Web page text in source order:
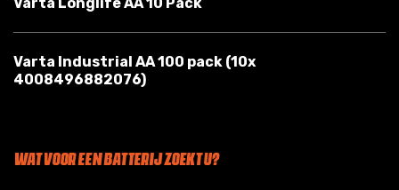
Varta Industrial AA 100 pack (10x
4008496882076)
WAT VOOR EEN BATTERIJ ZOEKT U?